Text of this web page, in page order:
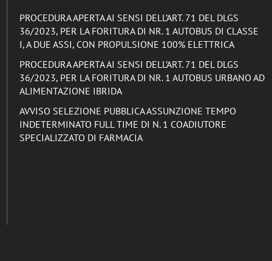
PROCEDURA APERTA AI SENSI DELL’ART. 71 DEL DLGS
36/2023, PER LA FORITURA DI NR. 1 AUTOBUS DI CLASSE
I, A DUE ASSI, CON PROPULSIONE 100% ELETTRICA
PROCEDURA APERTA AI SENSI DELL’ART. 71 DEL DLGS
36/2023, PER LA FORITURA DI NR. 1 AUTOBUS URBANO AD
ALIMENTAZIONE IBRIDA
AVVISO SELEZIONE PUBBLICA ASSUNZIONE TEMPO
INDETERMINATO FULL TIME DI N. 1 COADIUTORE
SPECIALIZZATO DI FARMACIA